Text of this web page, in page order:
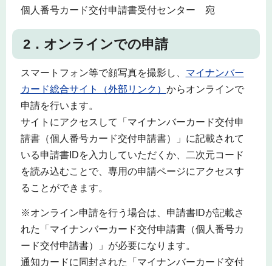
個人番号カード交付申請書受付センター 宛
2．オンラインでの申請
スマートフォン等で顔写真を撮影し、 マイナンバー
カード総合サイト（外部リンク） からオンラインで
申請を行います。
サイトにアクセスして「マイナンバーカード交付申
請書（個人番号カード交付申請書）」に記載されて
いる申請書IDを入力していただくか、二次元コード
を読み込むことで、専用の申請ページにアクセスす
ることができます。
※オンライン申請を行う場合は、申請書IDが記載さ
れた「マイナンバーカード交付申請書（個人番号カ
ード交付申請書）」が必要になります。
通知カードに同封された「マイナンバーカード交付